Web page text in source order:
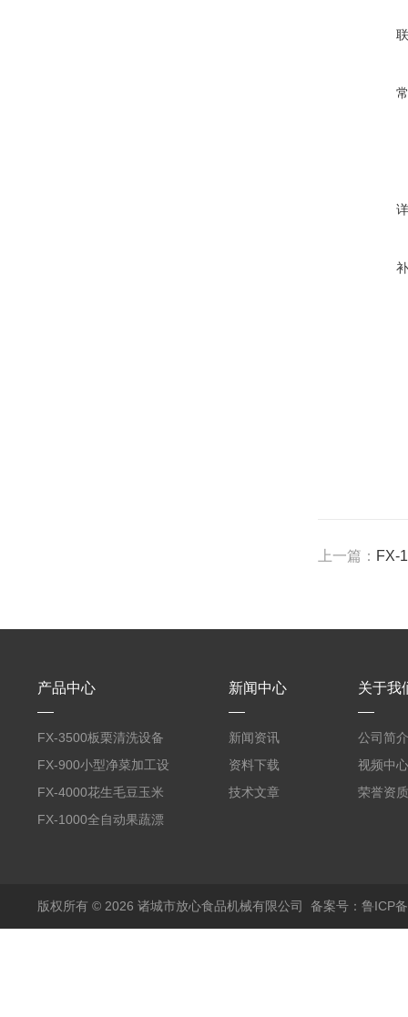
上一篇： FX-
产品中心
FX-3500板栗清洗设备
全自动气泡清洗机
FX-900小型净菜加工设
备野菜清洗机
FX-4000花生毛豆玉米
蒸煮漂烫机
FX-1000全自动果蔬漂
新闻中心
新闻资讯
资料下载
技术文章
关于我
公司简介
视频中心
荣誉资质
版权所有 © 2026 诸城市放心食品机械有限公司 备案号：鲁ICP